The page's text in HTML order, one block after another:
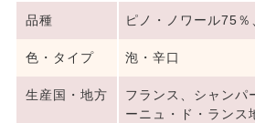
品種 ピノ・ノワール75
色・タイプ 泡・辛口
生産国・地方
フランス、シャンパ
ーニュ・ド・ランス